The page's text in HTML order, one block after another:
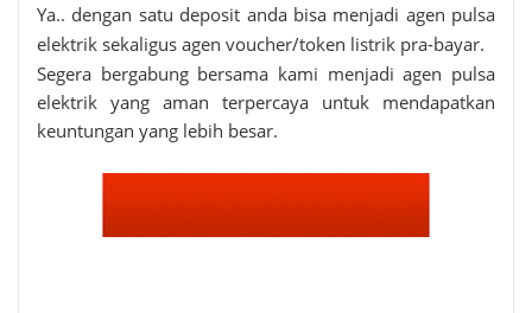
Ya.. dengan satu deposit anda bisa menjadi agen pulsa
elektrik sekaligus agen voucher/token listrik pra-bayar.
Segera bergabung bersama kami menjadi agen pulsa
elektrik yang aman terpercaya untuk mendapatkan
keuntungan yang lebih besar.